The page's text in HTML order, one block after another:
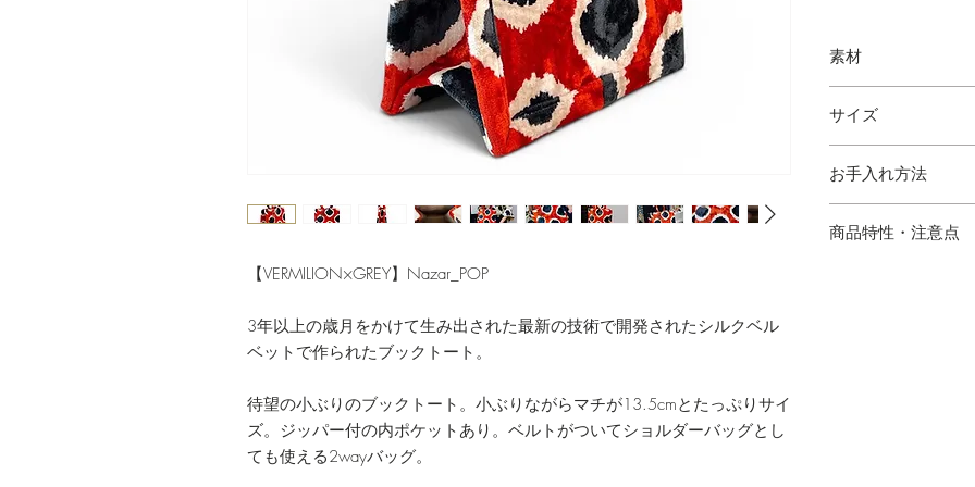
【VERMILION×GREY】Nazar_POP
3年以上の歳月をかけて生み出された最新の技術で開発されたシルクベル
ベットで作られたブックトート。
待望の小ぶりのブックトート。小ぶりながらマチが13.5cmとたっぷりサイ
ズ。ジッパー付の内ポケットあり。ベルトがついてショルダーバッグとし
ても使える2wayバッグ。
素材
サイズ
お手入れ方法
商品特性・注意点